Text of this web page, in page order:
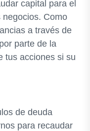
capital para el
Como
a través de
parte de la
tus acciones si su
de deuda
para recaudar